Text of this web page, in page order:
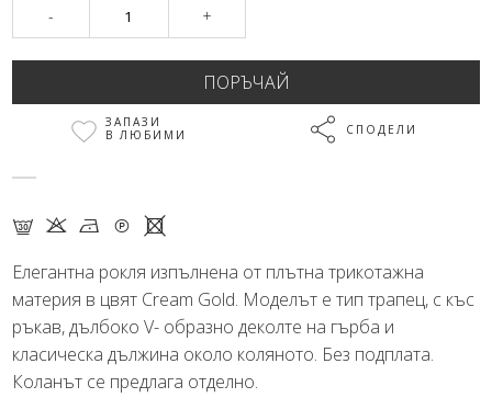
- +
ЗАПАЗИ
В ЛЮБИМИ
СПОДЕЛИ
G K N Q X
Елегантна рокля изпълнена от плътна трикотажна
материя в цвят Cream Gold. Моделът е тип трапец, с къс
ръкав, дълбоко V- образно деколте на гърба и
класическа дължина около коляното. Без подплата.
Коланът се предлага отделно.